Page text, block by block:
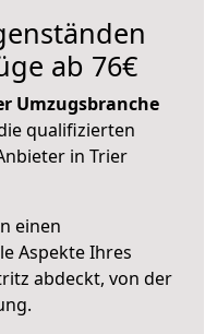
ab 76€
Umzugsbranche
qualifizierten
in Trier
einen
Aspekte Ihres
abdeckt, von der